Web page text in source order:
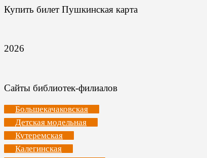
Купить билет Пушкинская карта
2026
Сайты библиотек-филиалов
Большекачаковская
Детская модельная
Кутеремская
Калегинская